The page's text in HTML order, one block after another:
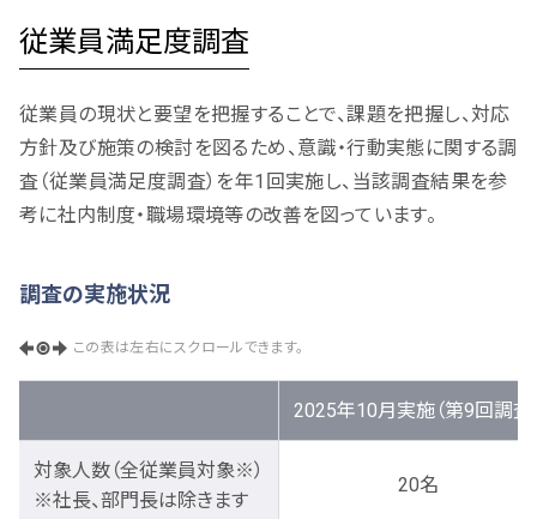
従業員満足度調査
従業員の現状と要望を把握することで、課題を把握し、対応
方針及び施策の検討を図るため、意識・行動実態に関する調
査（従業員満足度調査）を年1回実施し、当該調査結果を参
考に社内制度・職場環境等の改善を図っています。
調査の実施状況
この表は左右にスクロールできます。
2025年10月実施（第9回調査
対象人数（全従業員対象※）
※社長、部門長は除きます
20名